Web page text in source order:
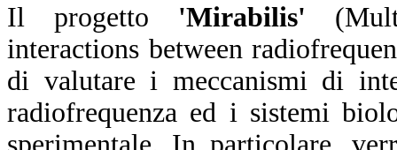
Il progetto 'Mirabilis'
interactions between
di valutare i meccanismi di
radiofrequenza ed i sistemi